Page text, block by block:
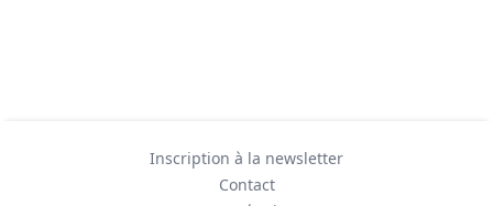
Inscription à la newsletter
Contact